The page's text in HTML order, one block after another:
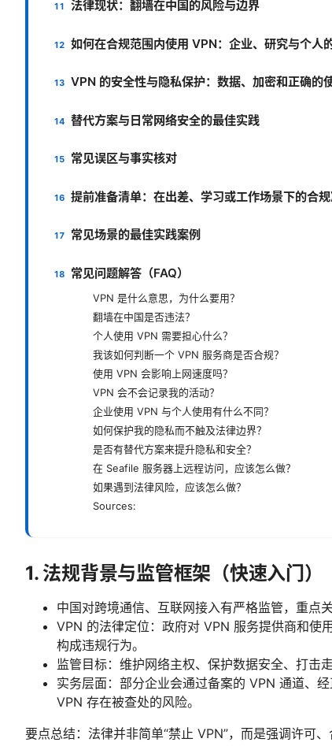
法律现状：翻墙在中国的风险与边界
如何在合规范围内使用 VPN：企业、研究与个人
VPN 的安全性与隐私保护：数据、加密和正确的
替代方案与日常网络安全的最佳实践
常见误区与事实核对
提前准备清单：在出差、学习或工作场景下的合
常见场景的最佳实践案例
常见问题解答（FAQ）
VPN 是什么意思，为什么要用？
翻墙在中国是否违法？
个人使用 VPN 需要担心什么？
我该如何判断一个 VPN 服务商是否合规？
使用 VPN 会影响上网速度吗？
VPN 会不会记录我的活动？
企业使用 VPN 与个人使用有什么不同？
如何保护我的隐私而不触及法律边界？
是否有替代方案来提升隐私和安全？
在 Seafile 服务器上远程访问，应该怎么做？
如果遇到法律风险，应该怎么做？
Sources:
1. 法规背景与监管框架（快速入门）
中国对跨境通信、互联网接入有严格监管，重点
VPN 的法律定位：政府对 VPN 服务提供商和使
构成违规行为。
监管目标：维护网络主权、保护数据安全、打击
实务层面：部分企业会通过备案的 VPN 通道、
VPN 存在被查处的风险。
要点总结：法律并非简单“禁止 VPN”，而是强调许可